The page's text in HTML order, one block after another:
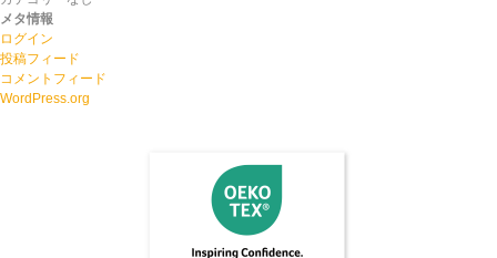
メタ情報
ログイン
投稿フィード
コメントフィード
WordPress.org